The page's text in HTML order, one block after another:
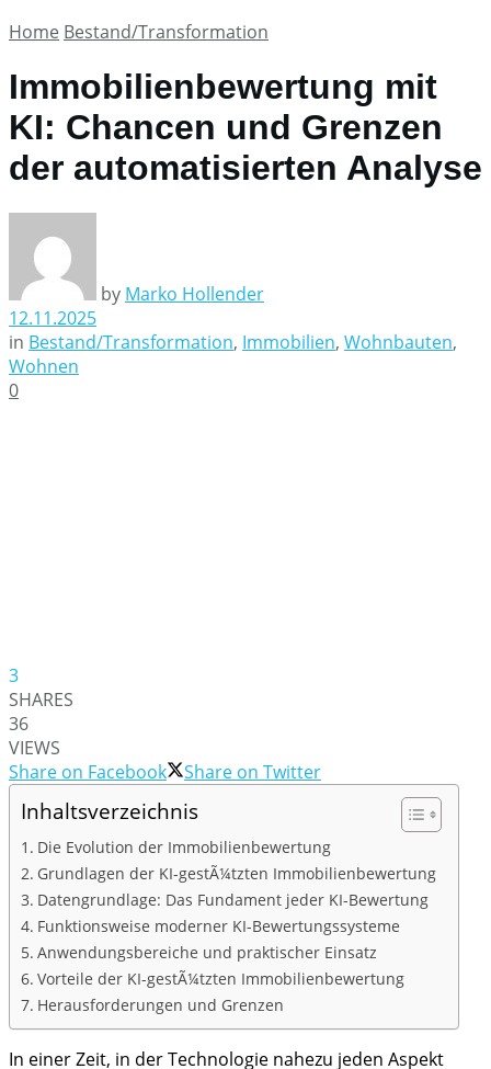
Home Bestand/Transformation
Immobilienbewertung mit
KI: Chancen und Grenzen
der automatisierten Analyse
by Marko Hollender
12.11.2025
in Bestand/Transformation, Immobilien, Wohnbauten,
Wohnen
0
3
SHARES
36
VIEWS
Share on Facebook
Share on Twitter
Inhaltsverzeichnis
Die Evolution der Immobilienbewertung
Grundlagen der KI-gestÃ¼tzten Immobilienbewertung
Datengrundlage: Das Fundament jeder KI-Bewertung
Funktionsweise moderner KI-Bewertungssysteme
Anwendungsbereiche und praktischer Einsatz
Vorteile der KI-gestÃ¼tzten Immobilienbewertung
Herausforderungen und Grenzen
In einer Zeit, in der Technologie nahezu jeden Aspekt